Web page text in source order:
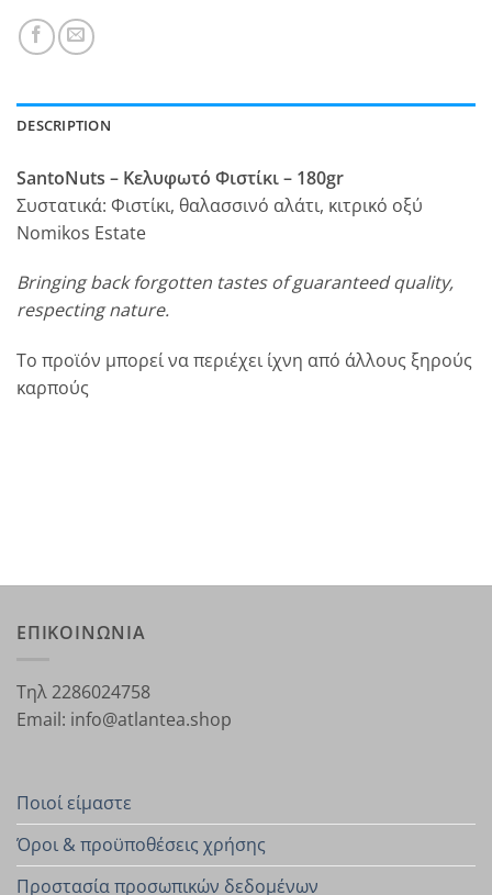
DESCRIPTION
SantoNuts – Κελυφωτό Φιστίκι – 180gr
Συστατικά: Φιστίκι, θαλασσινό αλάτι, κιτρικό οξύ
Nomikos Estate
Bringing back forgotten tastes of guaranteed quality,
respecting nature.
Το προϊόν μπορεί να περιέχει ίχνη από άλλους ξηρούς
καρπούς
ΕΠΙΚΟΙΝΩΝΙΑ
Τηλ 2286024758
Email: info@atlantea.shop
Ποιοί είμαστε
Όροι & προϋποθέσεις χρήσης
Προστασία προσωπικών δεδομένων